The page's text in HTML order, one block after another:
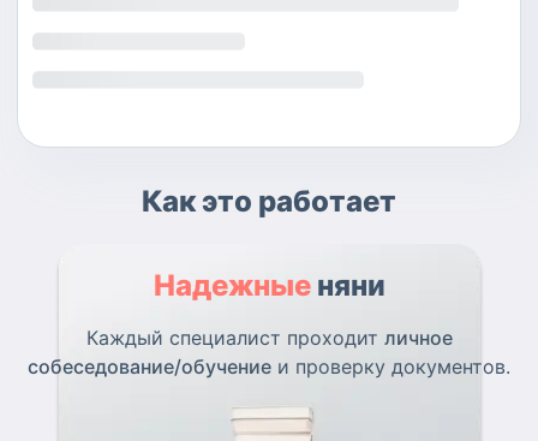
Как это работает
Надежные няни
Каждый специалист проходит личное
собеседование/обучение и проверку документов.